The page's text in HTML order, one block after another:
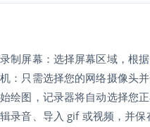
制屏幕：选择屏幕区域，根据
：只需选择您的网络摄像头并
绘图，记录器将自动选择您正
录音、导入 gif 或视频，并保